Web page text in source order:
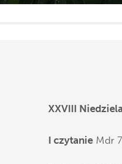
XXVIII
I czytanie Mdr